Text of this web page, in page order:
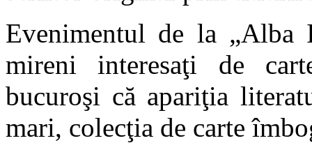
Evenimentul de la
mireni interesaţi de
bucuroşi că apariţia
mari, colecţia de carte